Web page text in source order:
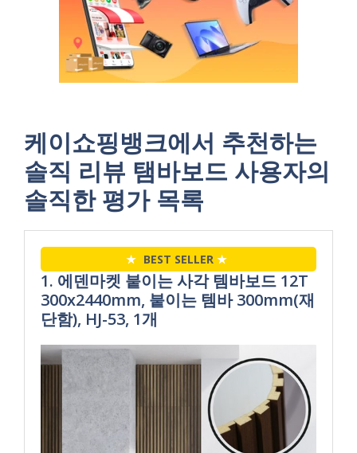
케이쇼핑뱅크에서 추천하는
솔직 리뷰 탬바보드 사용자의
솔직한 평가 목록
★ BEST SELLER ★
1. 에덴마켓 붙이는 사각 템바보드 12T
300x2440mm, 붙이는 템바 300mm(재
단함), HJ-53, 1개